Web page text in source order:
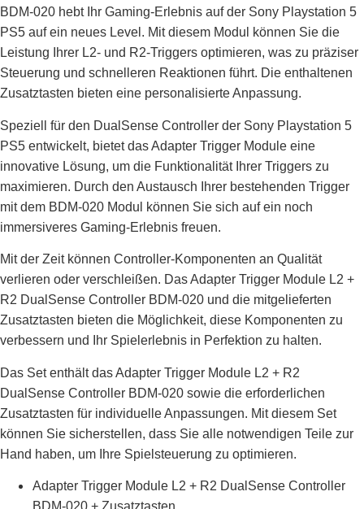
BDM-020 hebt Ihr Gaming-Erlebnis auf der Sony Playstation 5
PS5 auf ein neues Level. Mit diesem Modul können Sie die
Leistung Ihrer L2- und R2-Triggers optimieren, was zu präziser
Steuerung und schnelleren Reaktionen führt. Die enthaltenen
Zusatztasten bieten eine personalisierte Anpassung.
Speziell für den DualSense Controller der Sony Playstation 5
PS5 entwickelt, bietet das Adapter Trigger Module eine
innovative Lösung, um die Funktionalität Ihrer Triggers zu
maximieren. Durch den Austausch Ihrer bestehenden Trigger
mit dem BDM-020 Modul können Sie sich auf ein noch
immersiveres Gaming-Erlebnis freuen.
Mit der Zeit können Controller-Komponenten an Qualität
verlieren oder verschleißen. Das Adapter Trigger Module L2 +
R2 DualSense Controller BDM-020 und die mitgelieferten
Zusatztasten bieten die Möglichkeit, diese Komponenten zu
verbessern und Ihr Spielerlebnis in Perfektion zu halten.
Das Set enthält das Adapter Trigger Module L2 + R2
DualSense Controller BDM-020 sowie die erforderlichen
Zusatztasten für individuelle Anpassungen. Mit diesem Set
können Sie sicherstellen, dass Sie alle notwendigen Teile zur
Hand haben, um Ihre Spielsteuerung zu optimieren.
Adapter Trigger Module L2 + R2 DualSense Controller
BDM-020 + Zusatztasten